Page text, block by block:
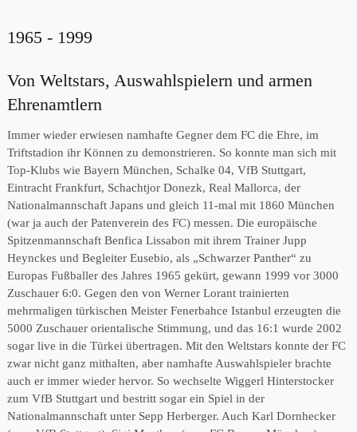
1965 - 1999
Von Weltstars, Auswahlspielern und armen
Ehrenamtlern
Immer wieder erwiesen namhafte Gegner dem FC die Ehre, im
Triftstadion ihr Können zu demonstrieren. So konnte man sich mit
Top-Klubs wie Bayern München, Schalke 04, VfB Stuttgart,
Eintracht Frankfurt, Schachtjor Donezk, Real Mallorca, der
Nationalmannschaft Japans und gleich 11-mal mit 1860 München
(war ja auch der Patenverein des FC) messen. Die europäische
Spitzenmannschaft Benfica Lissabon mit ihrem Trainer Jupp
Heynckes und Begleiter Eusebio, als „Schwarzer Panther“ zu
Europas Fußballer des Jahres 1965 gekürt, gewann 1999 vor 3000
Zuschauer 6:0. Gegen den von Werner Lorant trainierten
mehrmaligen türkischen Meister Fenerbahce Istanbul erzeugten die
5000 Zuschauer orientalische Stimmung, und das 16:1 wurde 2002
sogar live in die Türkei übertragen. Mit den Weltstars konnte der FC
zwar nicht ganz mithalten, aber namhafte Auswahlspieler brachte
auch er immer wieder hervor. So wechselte Wiggerl Hinterstocker
zum VfB Stuttgart und bestritt sogar ein Spiel in der
Nationalmannschaft unter Sepp Herberger. Auch Karl Dornhecker